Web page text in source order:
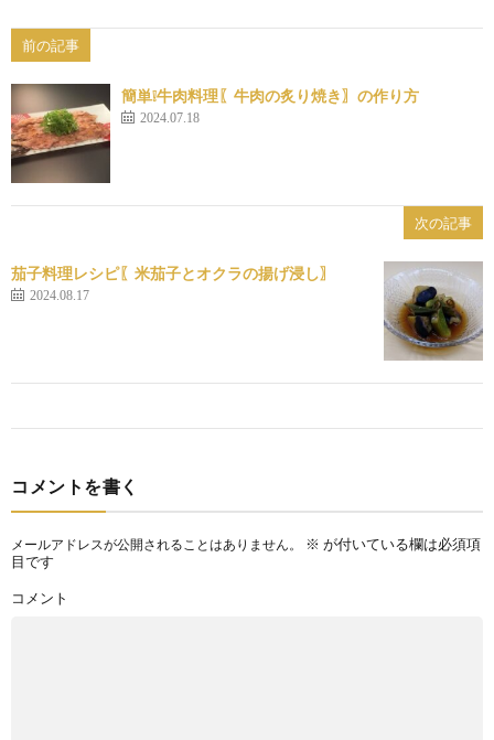
前の記事
簡単❕牛肉料理〖牛肉の炙り焼き〗の作り方
2024.07.18
次の記事
茄子料理レシピ〖米茄子とオクラの揚げ浸し〗
2024.08.17
コメントを書く
メールアドレスが公開されることはありません。 ※ が付いている欄は必須項
目です
コメント